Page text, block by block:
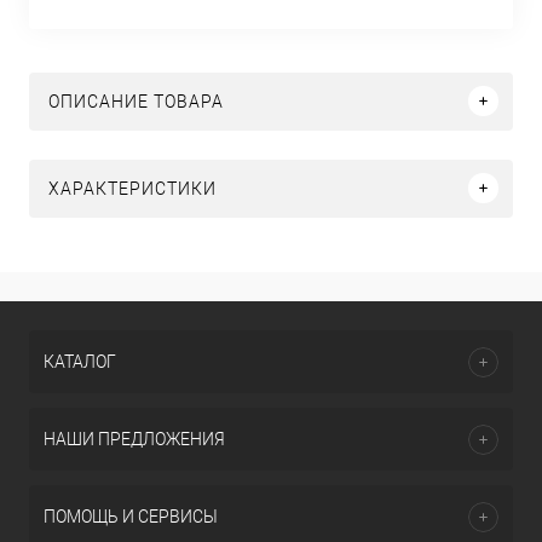
ОПИСАНИЕ ТОВАРА
ХАРАКТЕРИСТИКИ
КАТАЛОГ
НАШИ ПРЕДЛОЖЕНИЯ
ПОМОЩЬ И СЕРВИСЫ